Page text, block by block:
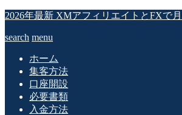
2026年最新 XMアフィリエイトとFXで
search menu
ホーム
集客方法
口座開設
必要書類
入金方法